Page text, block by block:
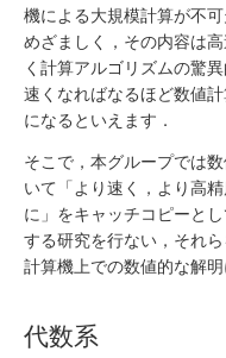
機による大規模計算が不
めざましく，その内容は
く計算アルゴリズムの驚
速くなればなるほど数値
になるといえます．
そこで，本グループでは
いて「より速く，より高
に」をキャッチコピーと
する研究を行ない，それ
計算機上での数値的な解明
代数系